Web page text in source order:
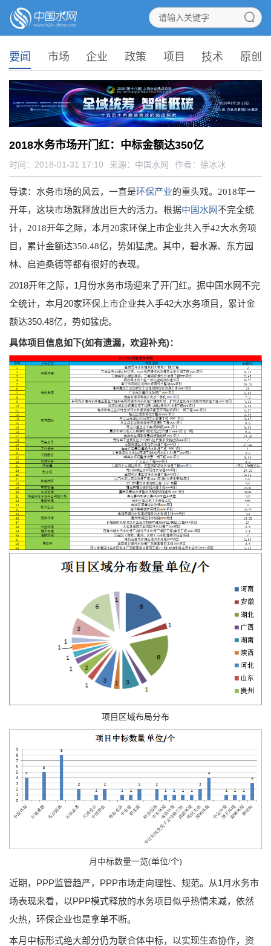
要闻 市场 企业 政策 项目 技术 原创
2018水务市场开门红：中标金额达350亿
时间：2018-01-31 17:10 来源： 中国水网 作者：徐冰冰
导读：水务市场的风云，一直是环保产业的重头戏。2018年一
开年，这块市场就释放出巨大的活力。根据中国水网不完全统
计，2018开年之际，本月20家环保上市企业共入手42大水务项
目，累计金额达350.48亿，势如猛虎。其中，碧水源、东方园
林、启迪桑德等都有很好的表现。
2018开年之际，1月份水务市场迎来了开门红。据中国水网不完
全统计，本月20家环保上市企业共入手42大水务项目，累计金
额达350.48亿，势如猛虎。
具体项目信息如下(如有遗漏，欢迎补充)：
项目区域布局分布
月中标数量一览(单位/个)
近期，PPP监管趋严，PPP市场走向理性、规范。从1月水务市
场表现来看，以PPP模式释放的水务项目似乎热情未减，依然
火热，环保企业也是拿单不断。
本月中标形式绝大部分仍为联合体中标，以实现生态协作，资